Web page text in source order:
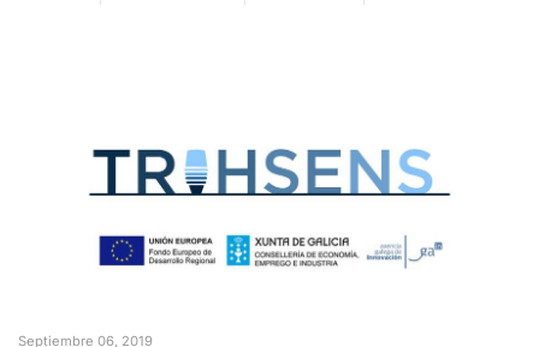
Septiembre 06, 2019